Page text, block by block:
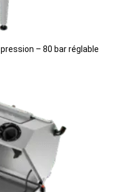
– 80 bar réglable